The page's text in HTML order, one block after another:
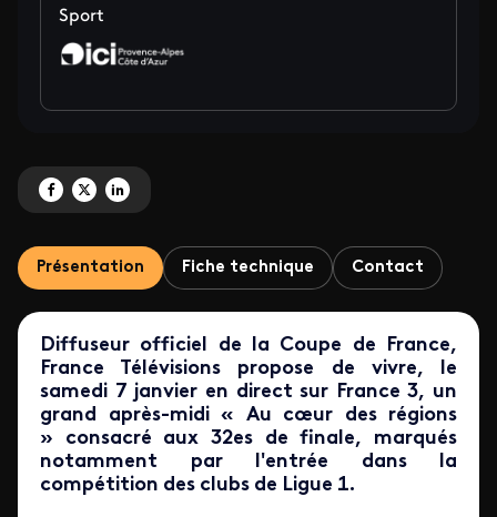
Sport
Partagez 'Au cœur des régions' sur Facebook
Partagez 'Au cœur des régions' sur X
Partagez 'Au cœur des régions' sur LinkedIn
Présentation Fiche technique Contact
Diffuseur officiel de la Coupe de France,
France Télévisions propose de vivre, le
samedi 7 janvier en direct sur France 3, un
grand après-midi « Au cœur des régions
» consacré aux 32es de finale, marqués
notamment par l'entrée dans la
compétition des clubs de Ligue 1.